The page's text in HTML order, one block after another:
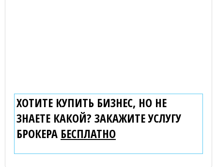
ХОТИТЕ КУПИТЬ БИЗНЕС, НО НЕ
ЗНАЕТЕ КАКОЙ? ЗАКАЖИТЕ УСЛУГУ
БРОКЕРА БЕСПЛАТНО